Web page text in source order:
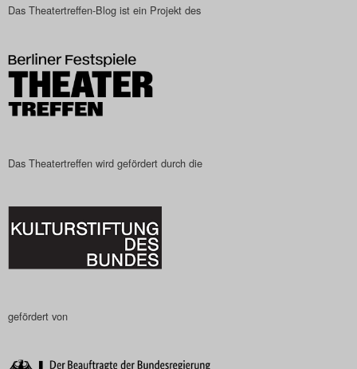
Das Theatertreffen-Blog ist ein Projekt des
Das Theatertreffen wird gefördert durch die
gefördert von